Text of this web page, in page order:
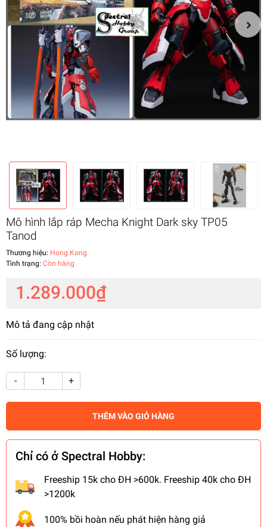
Mô hình lắp ráp Mecha Knight Dark sky TP05
Tanod
Thương hiệu: Hong Kong
Tình trạng: Còn hàng
1.289.000₫
Mô tả đang cập nhật
Số lượng:
- +
THÊM VÀO GIỎ HÀNG
Chỉ có ở Spectral Hobby:
Freeship 15k cho ĐH >600k. Freeship 40k cho ĐH
>1200k
100% bồi hoàn nếu phát hiện hàng giả